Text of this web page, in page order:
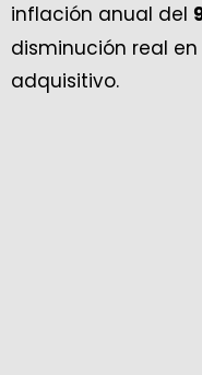
inflación anual del
disminución real
adquisitivo.